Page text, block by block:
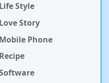
Life Style
Love Story
Mobile Phone
Recipe